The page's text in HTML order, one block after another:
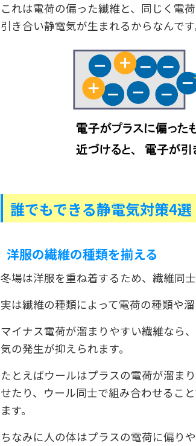
これは電荷の偏った繊維と、同じく電
引き合い静電気が生まれるからなんです
誰でもできる静電気対策4選
洋服の繊維の種類を揃える
冬場は洋服を重ね着するため、繊維同
実は繊維の種類によって電荷の種類や
マイナス電荷が溜まりやすい繊維なら
気の発生が抑えられます。
たとえばウールはプラスの電荷が溜ま
せたり、ウール同士で組み合わせるこ
ます。
ちなみに人の体はプラスの電荷に偏り